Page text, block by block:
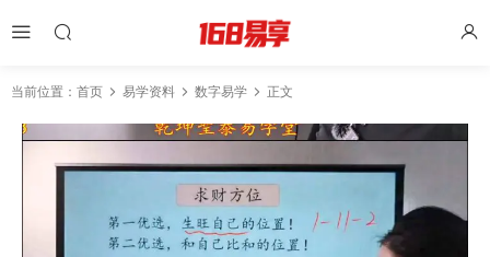
当前位置： 首页 易学资料 数字易学 正文